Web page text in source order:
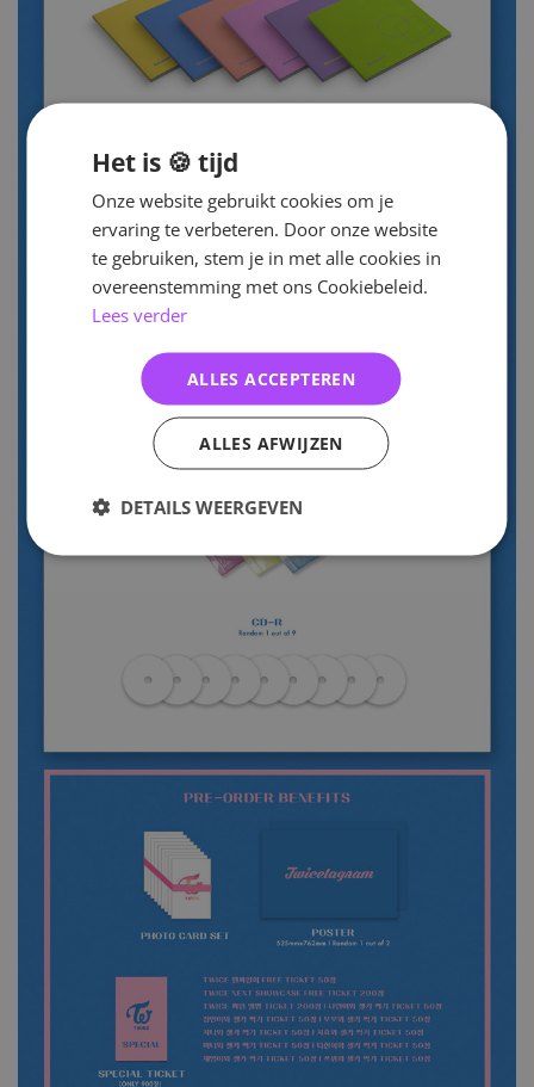
Het is 🍪 tijd
Onze website gebruikt cookies om je
ervaring te verbeteren. Door onze website
te gebruiken, stem je in met alle cookies in
overeenstemming met ons Cookiebeleid.
Lees verder
ALLES ACCEPTEREN
ALLES AFWIJZEN
DETAILS WEERGEVEN